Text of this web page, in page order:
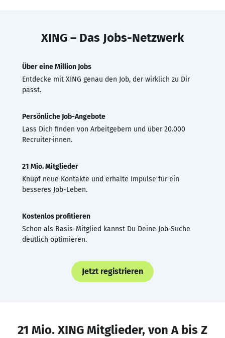
XING – Das Jobs-Netzwerk
Über eine Million Jobs
Entdecke mit XING genau den Job, der wirklich zu Dir
passt.
Persönliche Job-Angebote
Lass Dich finden von Arbeitgebern und über 20.000
Recruiter·innen.
21 Mio. Mitglieder
Knüpf neue Kontakte und erhalte Impulse für ein
besseres Job-Leben.
Kostenlos profitieren
Schon als Basis-Mitglied kannst Du Deine Job-Suche
deutlich optimieren.
Jetzt registrieren
21 Mio. XING Mitglieder, von A bis Z